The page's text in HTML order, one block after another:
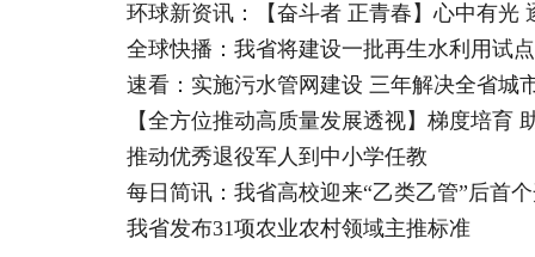
环球新资讯：【奋斗者 正青春】心中有光
全球快播：我省将建设一批再生水利用试点
速看：实施污水管网建设 三年解决全省城
【全方位推动高质量发展透视】梯度培育
推动优秀退役军人到中小学任教
每日简讯：我省高校迎来“乙类乙管”后首
我省发布31项农业农村领域主推标准